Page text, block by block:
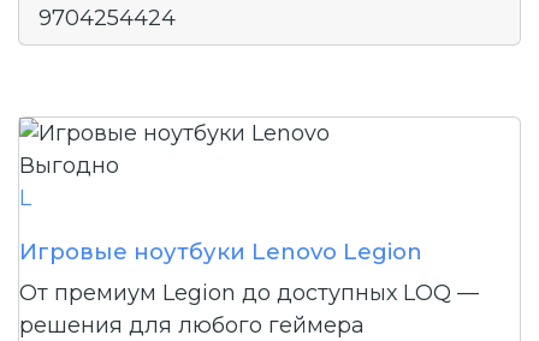
9704254424
Выгодно
L
Игровые ноутбуки Lenovo Legion
От премиум Legion до доступных LOQ —
решения для любого геймера